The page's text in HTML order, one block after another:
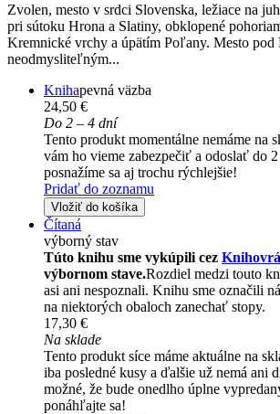
Zvolen, mesto v srdci Slovenska, ležiace na
pri sútoku Hrona a Slatiny, obklopené
Kremnické vrchy a úpätím Poľany. Mesto pod
neodmysliteľným...
Knihapevná väzba
24,50 €
Do 2 – 4 dní
Tento produkt momentálne nemáme na
vám ho vieme zabezpečiť a odoslať do
posnažíme sa aj trochu rýchlejšie!
Pridať do zoznamu
Vložiť do košíka
Čítaná
výborný stav
Túto knihu sme vykúpili cez
výbornom stave.Rozdiel medzi touto
asi ani nespoznali. Knihu sme označili
na niektorých obaloch zanechať stopy.
17,30 €
Na sklade
Tento produkt síce máme aktuálne na
iba posledné kusy a ďalšie už nemá ani
možné, že bude onedlho úplne
ponáhľajte sa!